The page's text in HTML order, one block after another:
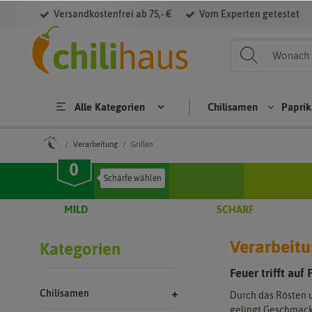
Versandkostenfrei ab 75,- € Vom Experten getestet
Alle Kategorien
Chilisamen
prik
pap
Chilisamen
Verarbeitung Grillen
MILD SCHARF
Kategorien
Chilisamen
Feuer trifft auf
Durch das
gelingt
Filter